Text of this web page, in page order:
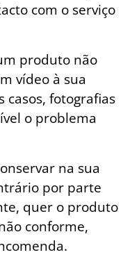
com o serviço
produto não
vídeo à sua
casos, fotografias
o problema
na sua
por parte
quer o produto
conforme,